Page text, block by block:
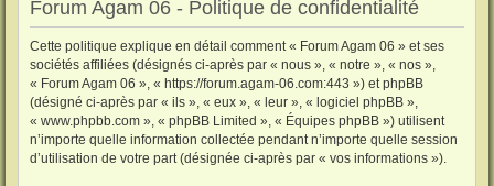
Forum Agam 06 - Politique de confidentialité
Cette politique explique en détail comment « Forum Agam 06 » et ses
sociétés affiliées (désignés ci-après par « nous », « notre », « nos »,
« Forum Agam 06 », « https://forum.agam-06.com:443 ») et phpBB
(désigné ci-après par « ils », « eux », « leur », « logiciel phpBB »,
« www.phpbb.com », « phpBB Limited », « Équipes phpBB ») utilisent
n’importe quelle information collectée pendant n’importe quelle session
d’utilisation de votre part (désignée ci-après par « vos informations »).